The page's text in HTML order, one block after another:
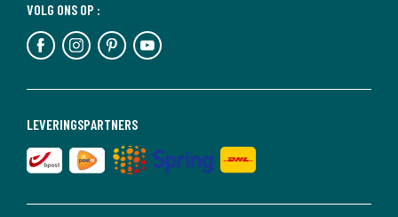
LEVERINGSPARTNERS
VOLG ONS OP :